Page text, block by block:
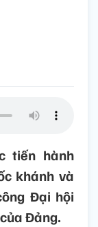
tiến hành
khánh và
Đại hội
Đảng.